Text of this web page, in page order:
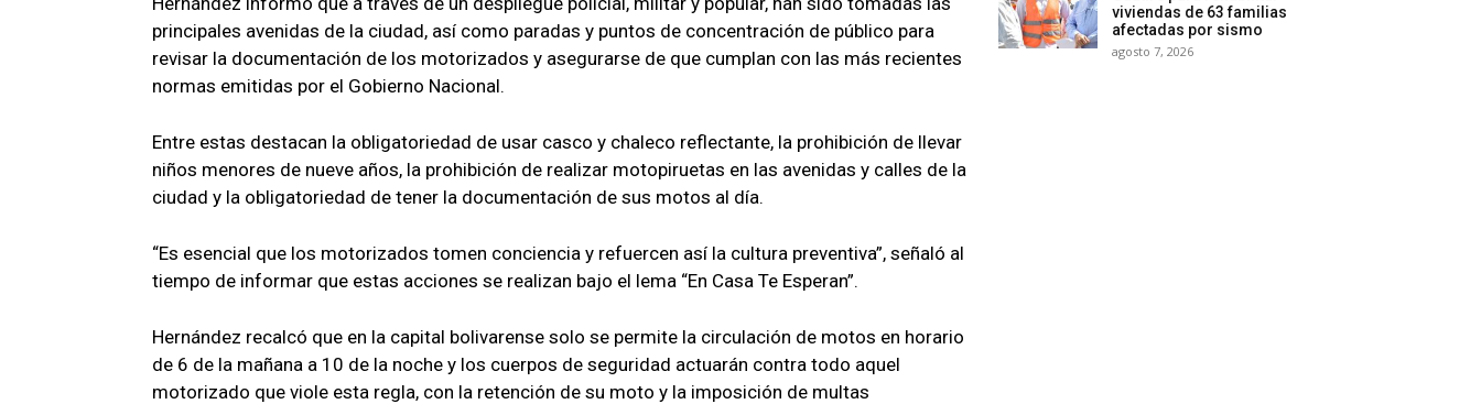
principales avenidas de la ciudad, así como paradas y puntos de concentración de público para
revisar la documentación de los motorizados y asegurarse de que cumplan con las más recientes
normas emitidas por el Gobierno Nacional.
Entre estas destacan la obligatoriedad de usar casco y chaleco reflectante, la prohibición de llevar
niños menores de nueve años, la prohibición de realizar motopiruetas en las avenidas y calles de la
ciudad y la obligatoriedad de tener la documentación de sus motos al día.
“Es esencial que los motorizados tomen conciencia y refuercen así la cultura preventiva”, señaló al
tiempo de informar que estas acciones se realizan bajo el lema “En Casa Te Esperan”.
Hernández recalcó que en la capital bolivarense solo se permite la circulación de motos en horario
de 6 de la mañana a 10 de la noche y los cuerpos de seguridad actuarán contra todo aquel
motorizado que viole esta regla, con la retención de su moto y la imposición de multas
viviendas de 63 familias
afectadas por sismo
agosto 7, 2026